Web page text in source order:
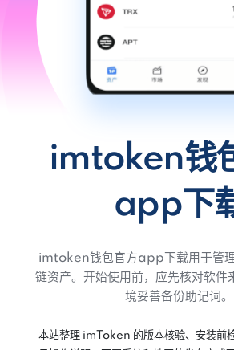
imtoken钱
app下
imtoken钱包官方app下载用于管
链资产。开始使用前，应先核对软件
境妥善备份助记词。
本站整理 imToken 的版本核验、安装前